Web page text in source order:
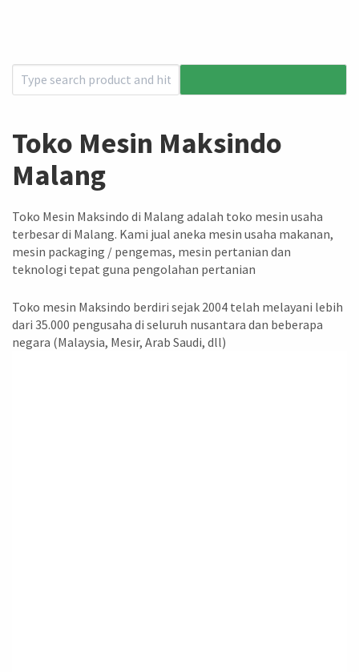
Toko Mesin Maksindo
Malang
Toko Mesin Maksindo di Malang adalah toko mesin usaha
terbesar di Malang. Kami jual aneka mesin usaha makanan,
mesin packaging / pengemas, mesin pertanian dan
teknologi tepat guna pengolahan pertanian
Toko mesin Maksindo berdiri sejak 2004 telah melayani lebih
dari 35.000 pengusaha di seluruh nusantara dan beberapa
negara (Malaysia, Mesir, Arab Saudi, dll)